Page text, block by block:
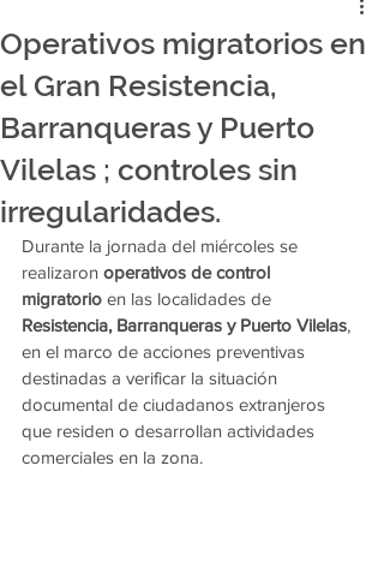
Operativos migratorios en
el Gran Resistencia,
Barranqueras y Puerto
Vilelas ; controles sin
irregularidades.
Durante la jornada del miércoles se
realizaron operativos de control
migratorio en las localidades de
Resistencia, Barranqueras y Puerto Vilelas,
en el marco de acciones preventivas
destinadas a verificar la situación
documental de ciudadanos extranjeros
que residen o desarrollan actividades
comerciales en la zona.